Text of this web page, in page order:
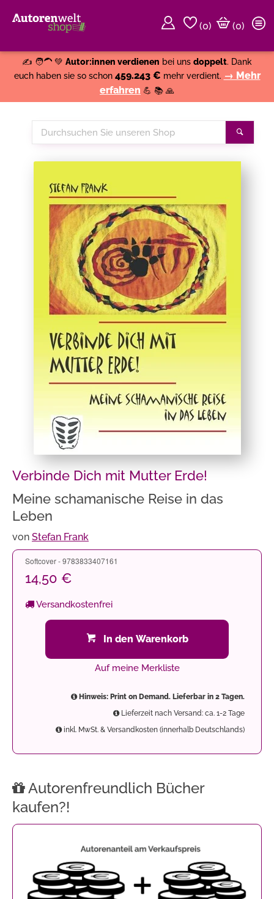
(0)
(0)
✍️ 🧑‍🦱 💚 Autor:innen verdienen bei uns doppelt. Dank
euch haben sie so schon 459.243 € mehr verdient. → Mehr
erfahren 💪 📚 🙏
Durchsuchen
Sie
Verbinde Dich mit Mutter Erde!
Meine schamanische Reise in das
Leben
von Stefan Frank
Softcover - 9783833407161
14,50 €
Versandkostenfrei
In den Warenkorb
Auf meine Merkliste
Hinweis: Print on Demand. Lieferbar in 2 Tagen.
Lieferzeit nach Versand: ca. 1-2 Tage
inkl. MwSt. & Versandkosten (innerhalb Deutschlands)
Autorenfreundlich Bücher
kaufen?!